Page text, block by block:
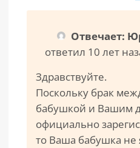
Отвечает:
ответил 10 лет
Здравствуйте.
Поскольку брак
бабушкой и Вашим
официально
то Ваша бабушка не